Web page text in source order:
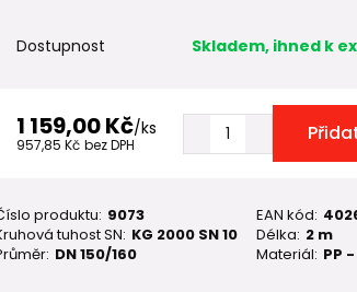
Dostupnost Skladem, ihned k
1 159,00 Kč/ks
957,85 Kč bez DPH
produktu: 9073 EAN kód:
tuhost SN: KG 2000 SN 10 Délka: 2 m
DN 150/160 Materiál: PP